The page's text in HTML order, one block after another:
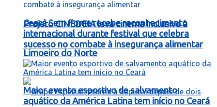
Projeto CINEDEIA leva cinema inclusivo à
Limoeiro do Norte
Ceará Sem Fome recebe reconhecimento
internacional durante festival que celebra
sucesso no combate à insegurança alimentar
Maior evento esportivo de salvamento
aquático da América Latina tem início no Ceará